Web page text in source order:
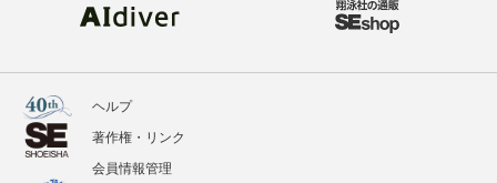
ヘルプ
著作権・リンク
会員情報管理